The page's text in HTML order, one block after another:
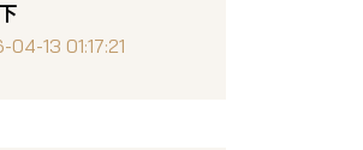
13 01:17:21